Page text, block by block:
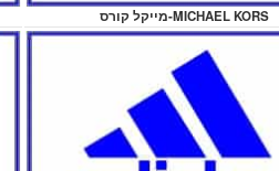
מייקל קורס-MICHAEL KORS